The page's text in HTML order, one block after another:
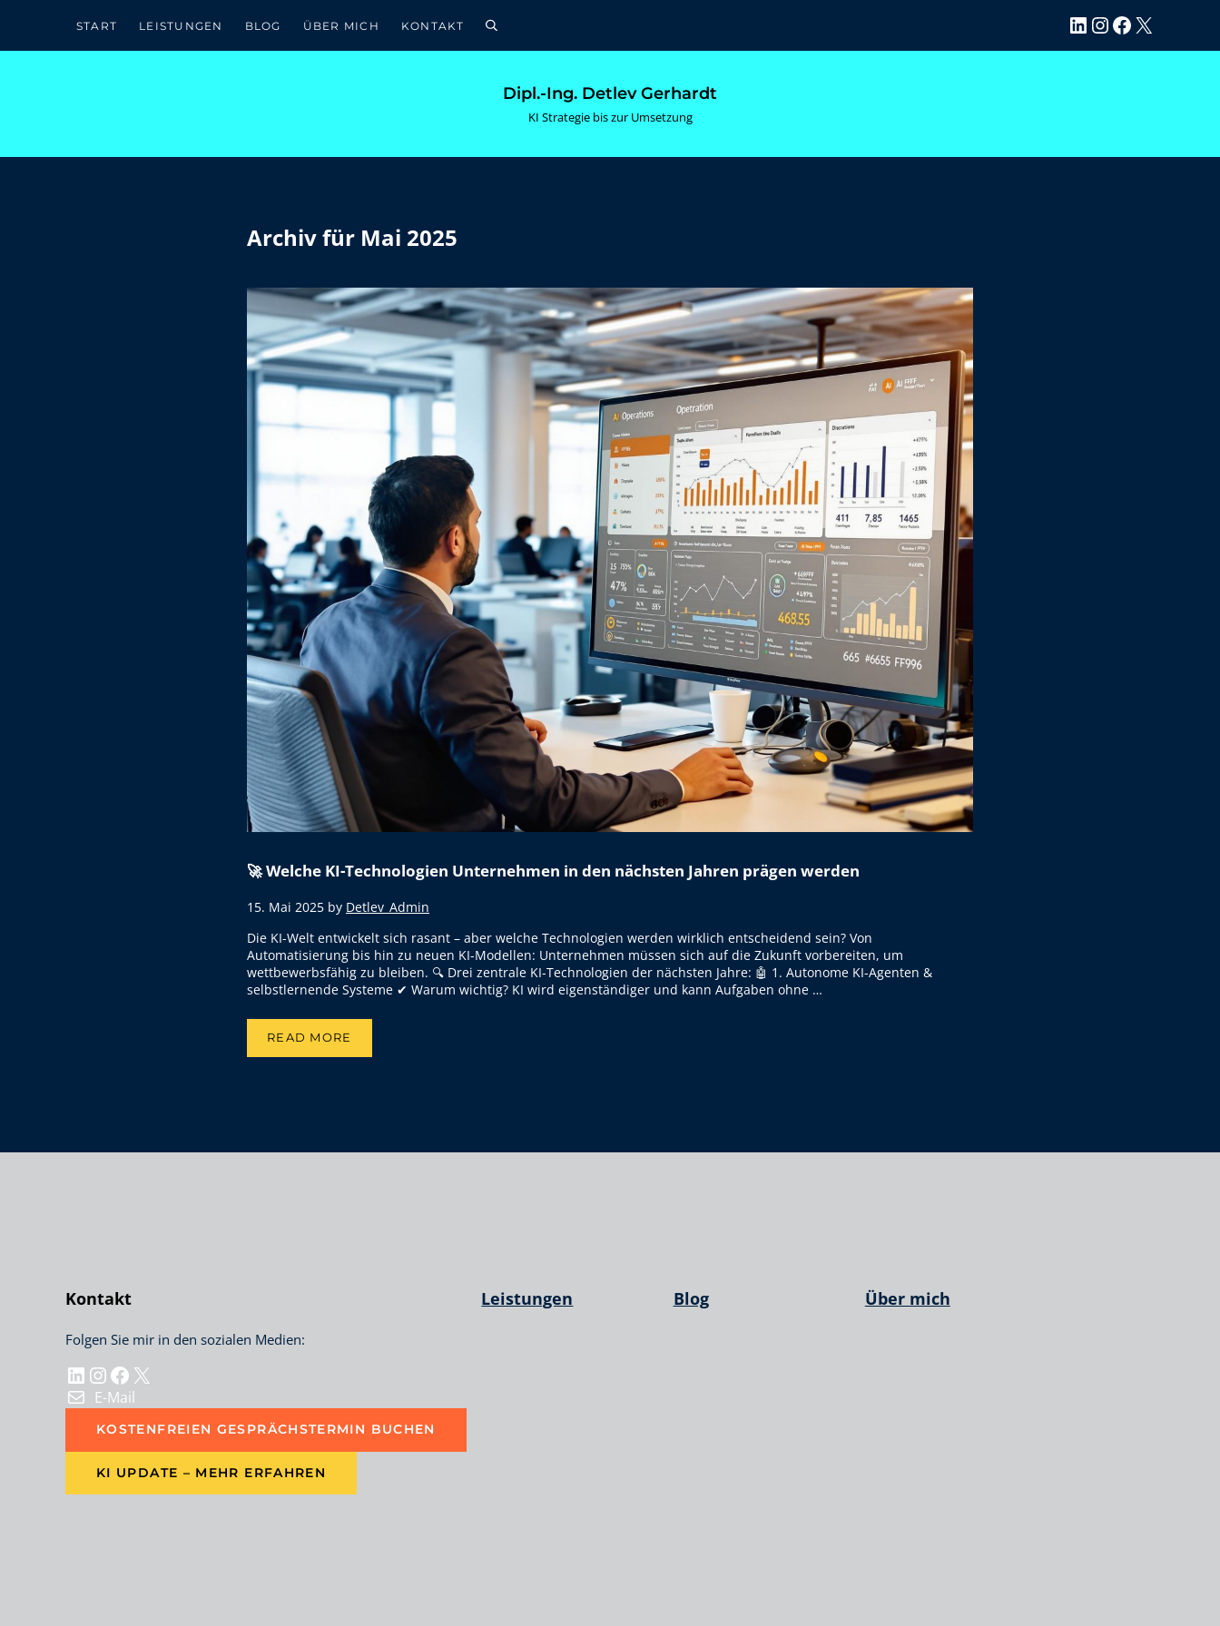
START LEISTUNGEN BLOG ÜBER MICH KONTAKT Suche LinkedIn
Instagram
Facebook
X
Dipl.-Ing. Detlev Gerhardt
KI Strategie bis zur Umsetzung
Archiv für Mai 2025
🚀 Welche KI-Technologien Unternehmen in den nächsten Jahren prägen werden
15. Mai 2025 by Detlev_Admin
Die KI-Welt entwickelt sich rasant – aber welche Technologien werden wirklich entscheidend sein? Von
Automatisierung bis hin zu neuen KI-Modellen: Unternehmen müssen sich auf die Zukunft vorbereiten, um
wettbewerbsfähig zu bleiben. 🔍 Drei zentrale KI-Technologien der nächsten Jahre: 🤖 1. Autonome KI-Agenten &
selbstlernende Systeme ✔ Warum wichtig? KI wird eigenständiger und kann Aufgaben ohne …
READ MORE🚀 WELCHE KI-TECHNOLOGIEN UNTERNEHMEN IN DEN NÄCHSTEN JAHREN PRÄGEN WERDEN
Kontakt
Folgen Sie mir in den sozialen Medien:
LinkedIn
Instagram
Facebook
X
E-Mail
Leistungen Blog Über mich
KOSTENFREIEN GESPRÄCHSTERMIN BUCHEN
KI UPDATE – MEHR ERFAHREN